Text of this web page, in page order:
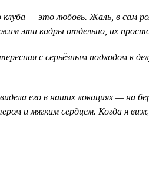
клуба — это любовь. Жаль, в сам
эти кадры отдельно, их просто
с серьёзным подходом к
его в наших локациях — на
и мягким сердцем. Когда я